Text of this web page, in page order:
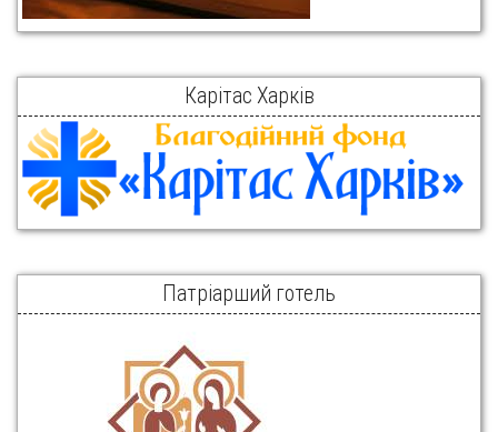
Карітас Харків
Патріарший готель